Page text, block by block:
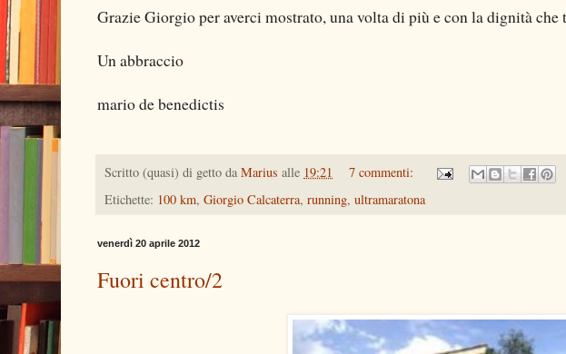
Grazie Giorgio per averci mostrato, una volta di più e con la dignità che
Un abbraccio
mario de benedictis
Scritto (quasi) di getto da Marius alle 19:21
7 commenti:
Etichette: 100 km, Giorgio Calcaterra, running, ultramaratona
venerdì 20 aprile 2012
Fuori centro/2